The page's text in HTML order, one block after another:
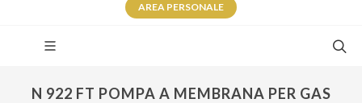
AREA PERSONALE
N 922 FT POMPA A MEMBRANA PER GAS